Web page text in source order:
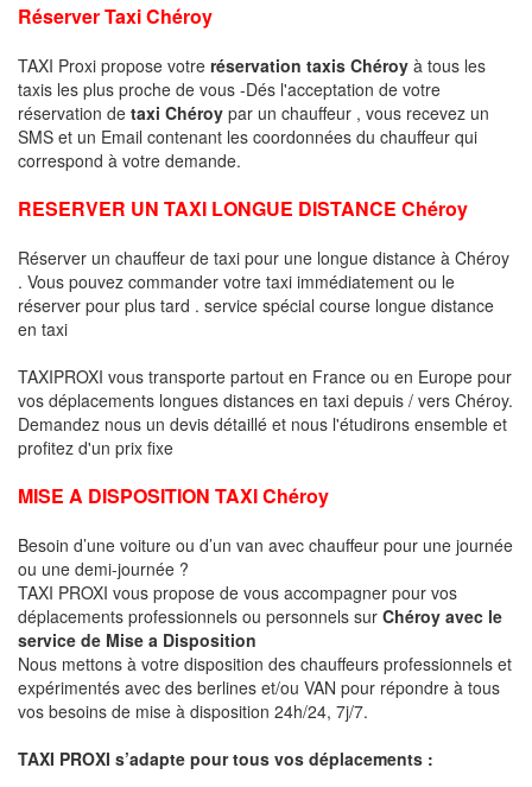
Réserver Taxi Chéroy
TAXI Proxi propose votre réservation taxis Chéroy à tous les
taxis les plus proche de vous -Dés l'acceptation de votre
réservation de taxi Chéroy par un chauffeur , vous recevez un
SMS et un Email contenant les coordonnées du chauffeur qui
correspond à votre demande.
RESERVER UN TAXI LONGUE DISTANCE Chéroy
Réserver un chauffeur de taxi pour une longue distance à Chéroy
. Vous pouvez commander votre taxi immédiatement ou le
réserver pour plus tard . service spécial course longue distance
en taxi
TAXIPROXI vous transporte partout en France ou en Europe pour
vos déplacements longues distances en taxi depuis / vers Chéroy.
Demandez nous un devis détaillé et nous l'étudirons ensemble et
profitez d'un prix fixe
MISE A DISPOSITION TAXI Chéroy
Besoin d’une voiture ou d’un van avec chauffeur pour une journée
ou une demi-journée ?
TAXI PROXI vous propose de vous accompagner pour vos
déplacements professionnels ou personnels sur Chéroy avec le
service de Mise a Disposition
Nous mettons à votre disposition des chauffeurs professionnels et
expérimentés avec des berlines et/ou VAN pour répondre à tous
vos besoins de mise à disposition 24h/24, 7j/7.
TAXI PROXI s’adapte pour tous vos déplacements :